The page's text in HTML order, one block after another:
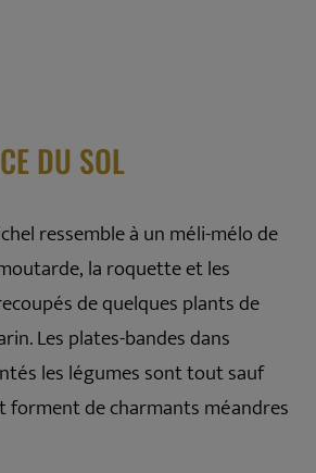
DU SOL
ressemble à un méli-mélo de
la roquette et les
de quelques plants de
Les plates-bandes dans
les légumes sont tout sauf
forment de charmants méandres